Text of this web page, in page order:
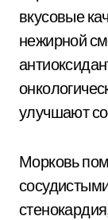
вкусовые
нежирной
улучшают
Морковь